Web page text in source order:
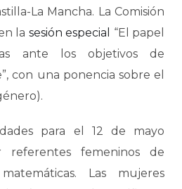
La Mancha. La Comisión
la sesión especial
“El papel
ante los objetivos de
con una ponencia sobre el
para el 12 de mayo
referentes femeninos de
Las mujeres